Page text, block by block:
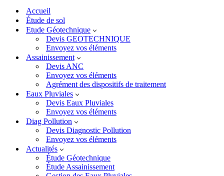
Accueil
Étude de sol
Etude Géotechnique
Devis GEOTECHNIQUE
Envoyez vos éléments
Assainissement
Devis ANC
Envoyez vos éléments
Agrément des dispositifs de traitement
Eaux Pluviales
Devis Eaux Pluviales
Envoyez vos éléments
Diag Pollution
Devis Diagnostic Pollution
Envoyez vos éléments
Actualités
Étude Géotechnique
Étude Assainissement